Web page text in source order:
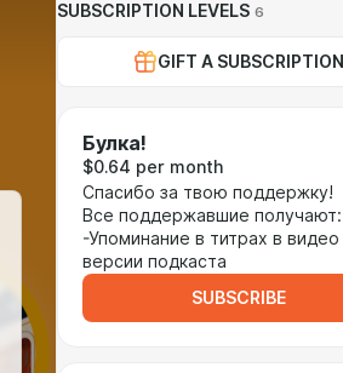
SUBSCRIPTION LEVELS 6
GIFT A SUBSCRIPTION
Булка!
$0.64 per month
Спасибо за твою поддержку!
Все поддержавшие получают:
-Упоминание в титрах в видео
версии подкаста
SUBSCRIBE